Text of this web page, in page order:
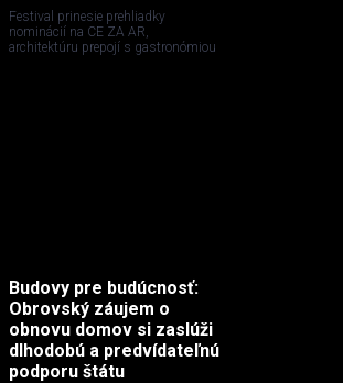
Festival prinesie prehliadky
nominácií na CE ZA AR,
architektúru prepojí s gastronómiou
Budovy pre budúcnosť:
Obrovský záujem o
obnovu domov si zaslúži
dlhodobú a predvídateľnú
podporu štátu